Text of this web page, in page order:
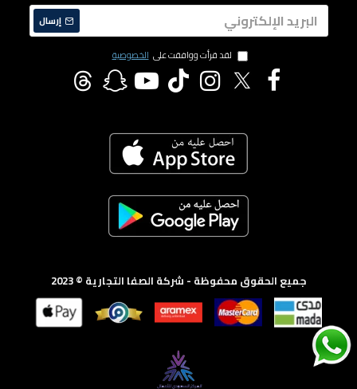
إرسال
لقد قرأت ووافقت على الخصوصية
جميع الحقوق محفوظة - شركة الصفا التجارية © 2023